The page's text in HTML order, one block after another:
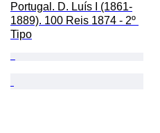
Portugal. D. Luís I (1861-
1889). 100 Reis 1874 - 2º
Tipo